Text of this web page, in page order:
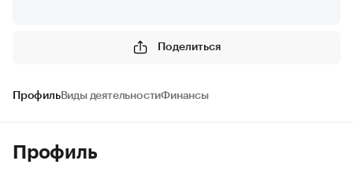
Поделиться
ПрофильВиды деятельностиФинансы
Профиль